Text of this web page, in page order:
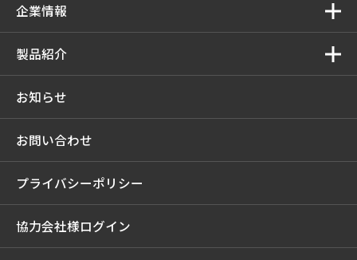
企業情報
製品紹介
お知らせ
お問い合わせ
プライバシーポリシー
協力会社様ログイン